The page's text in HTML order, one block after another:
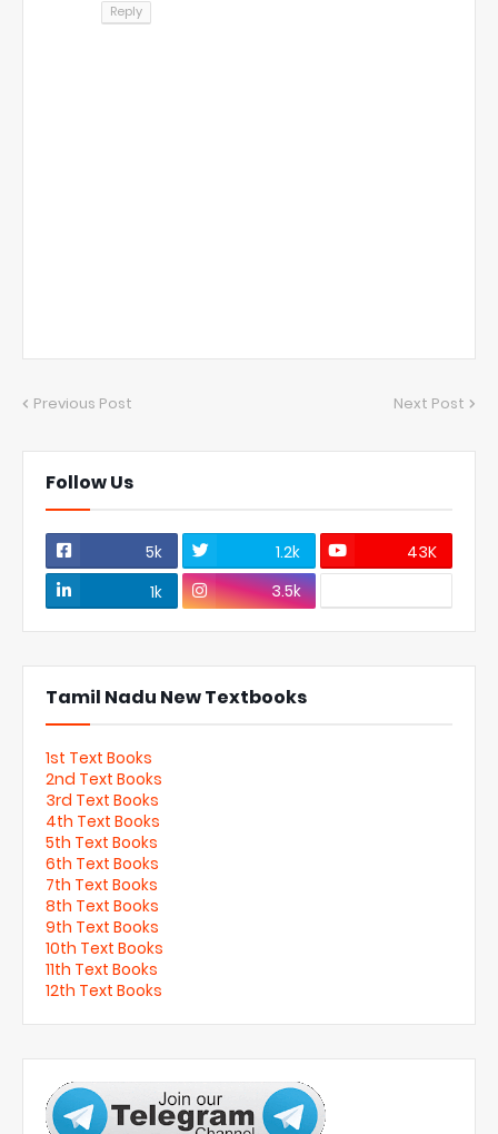
Reply
Previous Post Next Post
Follow Us
5k 1.2k
43K
1k
3.5k
Tamil Nadu New Textbooks
1st Text Books
2nd Text Books
3rd Text Books
4th Text Books
5th Text Books
6th Text Books
7th Text Books
8th Text Books
9th Text Books
10th Text Books
11th Text Books
12th Text Books